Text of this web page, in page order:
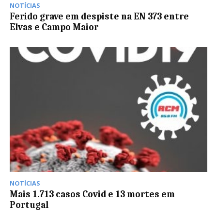
NOTÍCIAS
Ferido grave em despiste na EN 373 entre
Elvas e Campo Maior
NOTÍCIAS
Mais 1.713 casos Covid e 13 mortes em
Portugal